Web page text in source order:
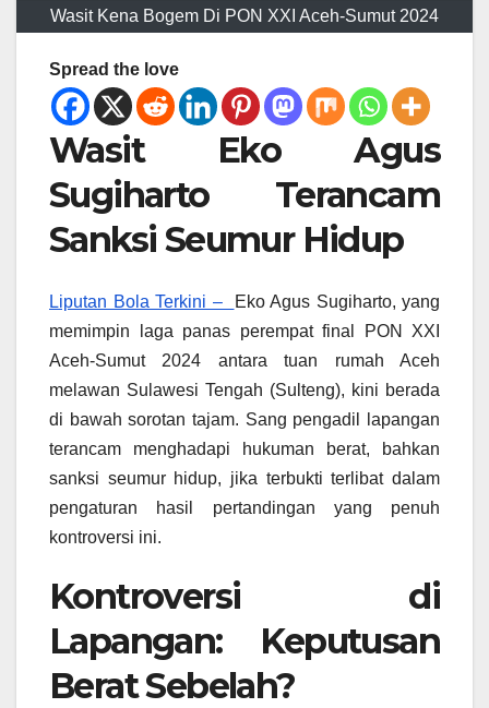
Wasit Kena Bogem Di PON XXI Aceh-Sumut 2024
Spread the love
Wasit Eko Agus
Sugiharto Terancam
Sanksi Seumur Hidup
Liputan Bola Terkini –
Eko Agus Sugiharto, yang
memimpin laga panas perempat final PON XXI
Aceh-Sumut 2024 antara tuan rumah Aceh
melawan Sulawesi Tengah (Sulteng), kini berada
di bawah sorotan tajam. Sang pengadil lapangan
terancam menghadapi hukuman berat, bahkan
sanksi seumur hidup, jika terbukti terlibat dalam
pengaturan hasil pertandingan yang penuh
kontroversi ini.
Kontroversi di
Lapangan: Keputusan
Berat Sebelah?